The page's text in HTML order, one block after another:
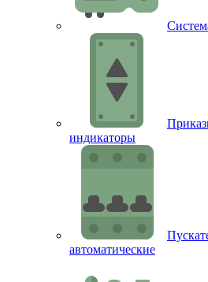
индикаторы
автоматические